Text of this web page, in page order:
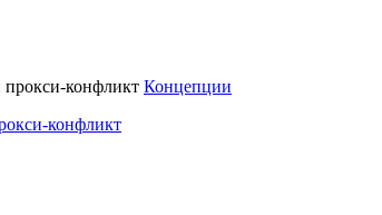
Концепции
конфликт